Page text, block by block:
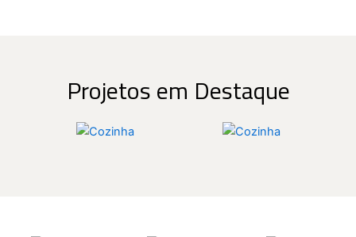
Projetos em Destaque